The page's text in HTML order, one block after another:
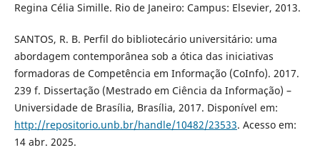
Regina Célia Simille. Rio de Janeiro: Campus: Elsevier, 2013.
SANTOS, R. B. Perfil do bibliotecário universitário: uma
abordagem contemporânea sob a ótica das iniciativas
formadoras de Competência em Informação (CoInfo). 2017.
239 f. Dissertação (Mestrado em Ciência da Informação) –
Universidade de Brasília, Brasília, 2017. Disponível em:
http://repositorio.unb.br/handle/10482/23533. Acesso em:
14 abr. 2025.